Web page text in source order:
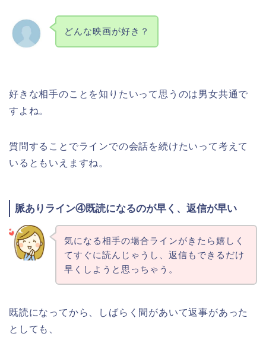
どんな映画が好き？
好きな相手のことを知りたいって思うのは男女共通で
すよね。
質問することでラインでの会話を続けたいって考えて
いるともいえますね。
脈ありライン④既読になるのが早く、返信が早い
気になる相手の場合ラインがきたら嬉しく
てすぐに読んじゃうし、返信もできるだけ
早くしようと思っちゃう。
既読になってから、しばらく間があいて返事があった
としても、